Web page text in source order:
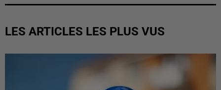
LES ARTICLES LES PLUS VUS